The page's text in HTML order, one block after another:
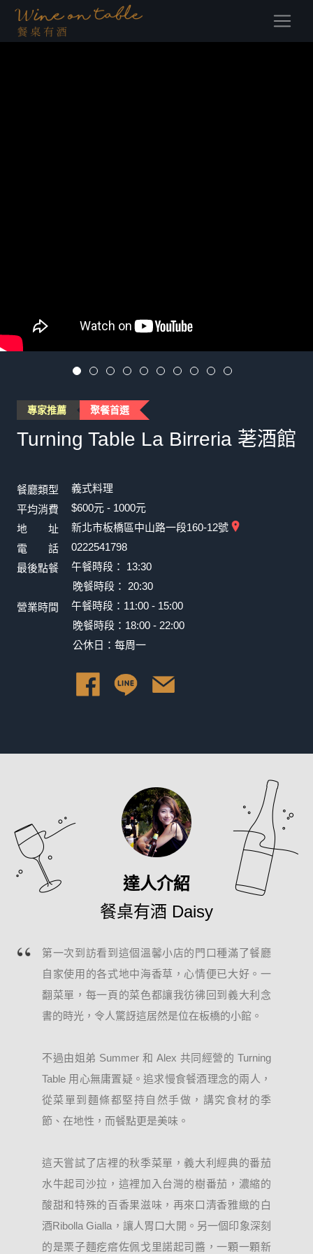
(current)
專家推薦 聚餐首選
Turning Table La Birreria 荖酒館
餐廳類型
義式料理
平均消費
$600元 - 1000元
地 址
新北市板橋區中山路一段160-12號
電 話
0222541798
最後點餐
午餐時段： 13:30
晚餐時段： 20:30
營業時間
午餐時段：11:00 - 15:00
晚餐時段：18:00 - 22:00
公休日：每周一
達人介紹
餐桌有酒 Daisy
第一次到訪看到這個溫馨小店的門口種滿了餐廳
自家使用的各式地中海香草，心情便已大好。一
翻菜單，每一頁的菜色都讓我彷彿回到義大利念
書的時光，令人驚訝這居然是位在板橋的小館。
不過由姐弟 Summer 和 Alex 共同經營的 Turning
Table 用心無庸置疑。追求慢食餐酒理念的兩人，
從菜單到麵條都堅持自然手做，講究食材的季
節、在地性，而餐點更是美味。
這天嘗試了店裡的秋季菜單，義大利經典的番茄
水牛起司沙拉，這裡加入台灣的樹番茄，濃縮的
酸甜和特殊的百香果滋味，再來口清香雅緻的白
酒Ribolla Gialla，讓人胃口大開。另一個印象深刻
的是栗子麵疙瘩佐佩戈里諾起司醬，一顆一顆新